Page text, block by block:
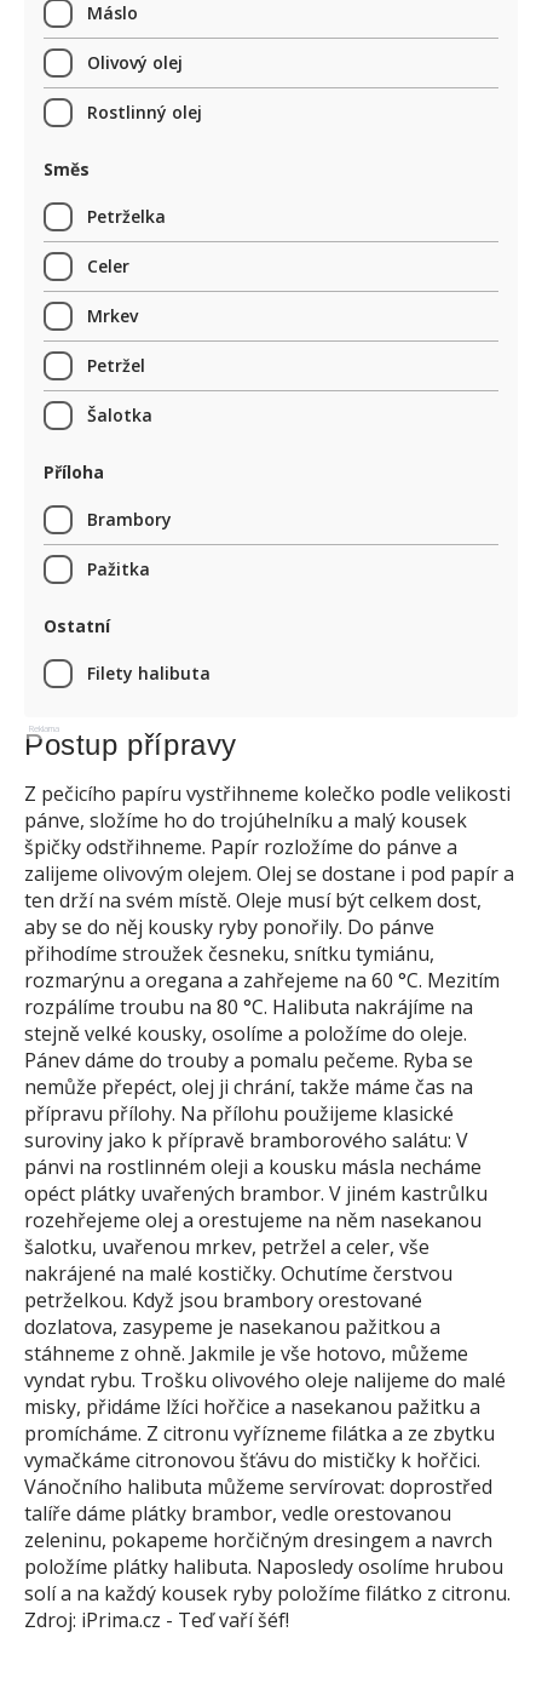
Máslo
Olivový olej
Rostlinný olej
Směs
Petrželka
Celer
Mrkev
Petržel
Šalotka
Příloha
Brambory
Pažitka
Ostatní
Filety halibuta
Reklama
Postup přípravy
Z pečicího papíru vystřihneme kolečko podle velikosti
pánve, složíme ho do trojúhelníku a malý kousek
špičky odstřihneme. Papír rozložíme do pánve a
zalijeme olivovým olejem. Olej se dostane i pod papír a
ten drží na svém místě. Oleje musí být celkem dost,
aby se do něj kousky ryby ponořily. Do pánve
přihodíme stroužek česneku, snítku tymiánu,
rozmarýnu a oregana a zahřejeme na 60 °C. Mezitím
rozpálíme troubu na 80 °C. Halibuta nakrájíme na
stejně velké kousky, osolíme a položíme do oleje.
Pánev dáme do trouby a pomalu pečeme. Ryba se
nemůže přepéct, olej ji chrání, takže máme čas na
přípravu přílohy. Na přílohu použijeme klasické
suroviny jako k přípravě bramborového salátu: V
pánvi na rostlinném oleji a kousku másla necháme
opéct plátky uvařených brambor. V jiném kastrůlku
rozehřejeme olej a orestujeme na něm nasekanou
šalotku, uvařenou mrkev, petržel a celer, vše
nakrájené na malé kostičky. Ochutíme čerstvou
petrželkou. Když jsou brambory orestované
dozlatova, zasypeme je nasekanou pažitkou a
stáhneme z ohně. Jakmile je vše hotovo, můžeme
vyndat rybu. Trošku olivového oleje nalijeme do malé
misky, přidáme lžíci hořčice a nasekanou pažitku a
promícháme. Z citronu vyřízneme filátka a ze zbytku
vymačkáme citronovou šťávu do mističky k hořčici.
Vánočního halibuta můžeme servírovat: doprostřed
talíře dáme plátky brambor, vedle orestovanou
zeleninu, pokapeme horčičným dresingem a navrch
položíme plátky halibuta. Naposledy osolíme hrubou
solí a na každý kousek ryby položíme filátko z citronu.
Zdroj: iPrima.cz - Teď vaří šéf!